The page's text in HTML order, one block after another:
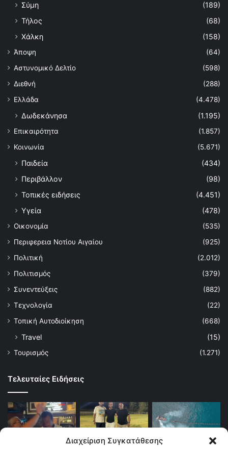
Διαχείριση Συγκατάθεσης
Σύμη
(189)
Τήλος
(68)
Χάλκη
(158)
Άποψη
(64)
Αστυνομικό Δελτίο
(598)
Διεθνή
(288)
Ελλάδα
(4.478)
Δωδεκάνησα (1.195)
Επικαιρότητα
(1.857)
Κοινωνία
(5.671)
Παιδεία
(434)
Περιβάλλον
(98)
Τοπικές ειδήσεις
(4.451)
Υγεία
(478)
Οικονομία
(535)
Περιφερεια Νοτίου Αιγαίου
(925)
Πολιτική
(2.012)
Πολιτισμός
(379)
Συνεντεύξεις
(882)
Τεχνολογία
(22)
Τοπική Αυτοδιοίκηση
(668)
Travel (15)
Τουρισμός (1.271)
Τελευταίες Ειδήσεις